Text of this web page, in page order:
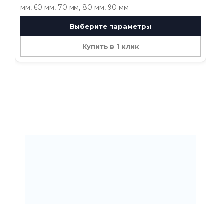
мм, 60 мм, 70 мм, 80 мм, 90 мм
Выберите параметры
Купить в 1 клик